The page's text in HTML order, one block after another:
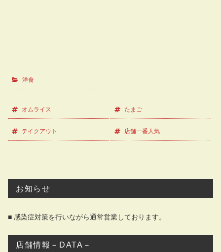
洋食
オムライス たまご
テイクアウト 店舗一番人気
お知らせ
■ 感染症対策を行いながら通常営業しております。
店舗情報－DATA－